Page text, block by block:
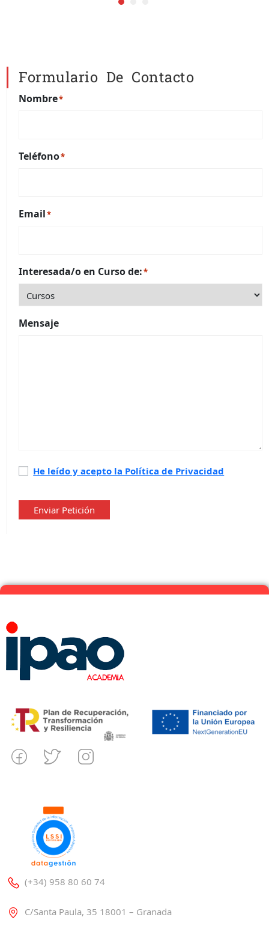
Formulario De Contacto
Nombre*
Teléfono*
Email*
Interesada/o en Curso de:*
Mensaje
Política
privacidad*
He leído y acepto la Política de Privacidad
Enviar Petición
(+34) 958 80 60 74
C/Santa Paula, 35 18001 – Granada